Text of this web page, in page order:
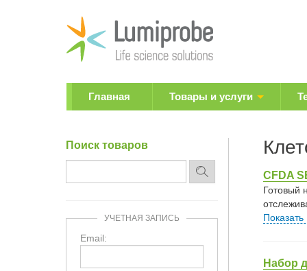
Главная Товары и услуги
CFDA
Готовый
Набор
Поиск товаров
УЧЕТНАЯ ЗАПИСЬ
Email: